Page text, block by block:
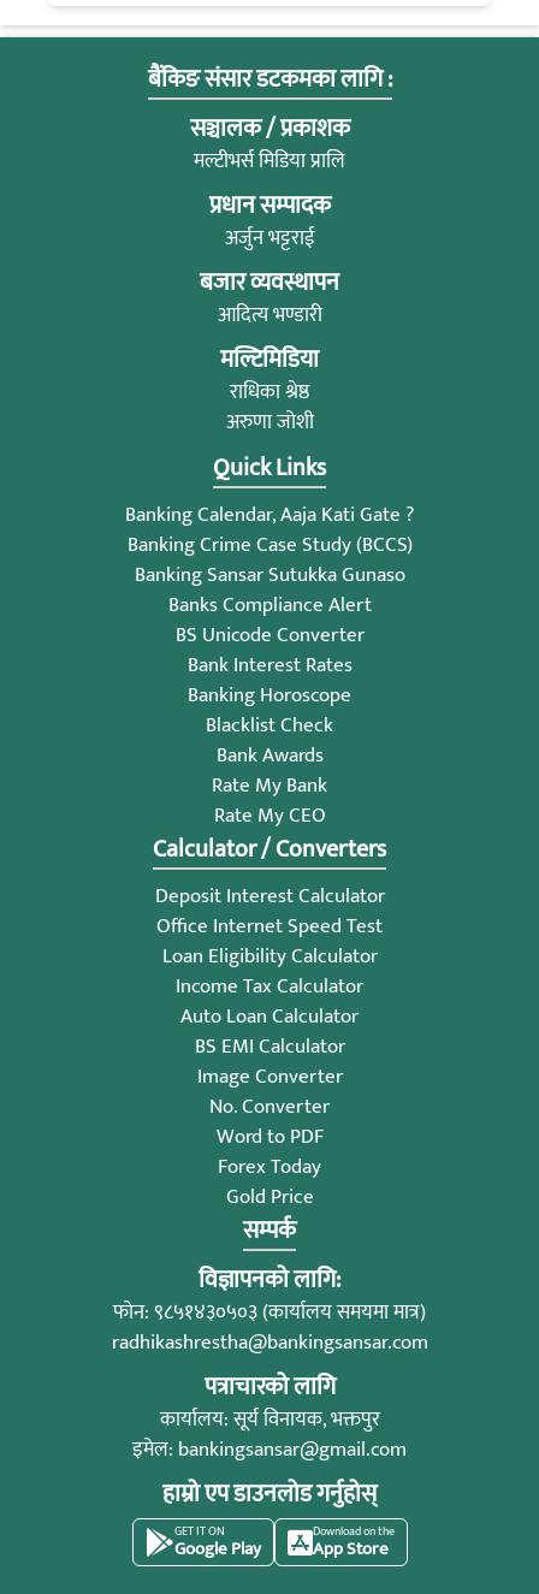
बैंकिङ संसार डटकमका लागि :
सञ्चालक / प्रकाशक
मल्टीभर्स मिडिया प्रालि
प्रधान सम्पादक
अर्जुन भट्टराई
बजार व्यवस्थापन
आदित्य भण्डारी
मल्टिमिडिया
राधिका श्रेष्ठ
अरुणा जोशी
Quick Links
Banking Calendar, Aaja Kati Gate ?
Banking Crime Case Study (BCCS)
Banking Sansar Sutukka Gunaso
Banks Compliance Alert
BS Unicode Converter
Bank Interest Rates
Banking Horoscope
Blacklist Check
Bank Awards
Rate My Bank
Rate My CEO
Calculator / Converters
Deposit Interest Calculator
Office Internet Speed Test
Loan Eligibility Calculator
Income Tax Calculator
Auto Loan Calculator
BS EMI Calculator
Image Converter
No. Converter
Word to PDF
Forex Today
Gold Price
सम्पर्क
विज्ञापनको लागि:
फोन: ९८५१४३०५०३ (कार्यालय समयमा मात्र)
radhikashrestha@bankingsansar.com
पत्राचारको लागि
कार्यालय: सूर्य विनायक, भक्तपुर
इमेल: bankingsansar@gmail.com
हाम्रो एप डाउनलोड गर्नुहोस्
GET IT ON
Google Play
Download on the
App Store